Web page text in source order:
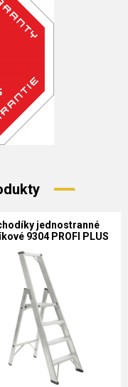
jednostranné
9304 PROFI PLUS